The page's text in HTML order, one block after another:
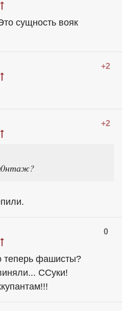
сущность вояк
+2
+2
0
теперь фашисты?
ССуки!